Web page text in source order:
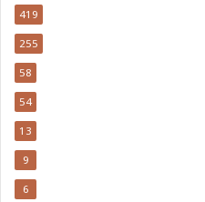
419
255
58
54
13
9
6